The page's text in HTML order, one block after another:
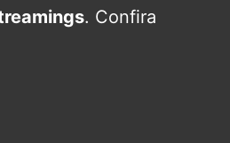
. Confira